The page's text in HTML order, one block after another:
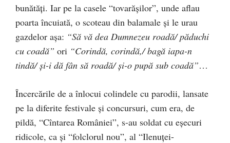
bunătăţi. Iar pe la casele “tovarăşilor”, unde aflau
poarta încuiată, o scoteau din balamale şi le urau
gazdelor aşa: “Să vă dea Dumnezeu roadă/ păduchi
cu coadă” ori “Corindă, corindă,/ bagă iapa-n
tindă/ şi-i dă fân să roadă/ şi-o pupă sub coadă”…
Încercările de a înlocui colindele cu parodii, lansate
pe la diferite festivale şi concursuri, cum era, de
pildă, “Cîntarea României”, s-au soldat cu eşecuri
ridicole, ca şi “folclorul nou”, al “Ilenuţei-